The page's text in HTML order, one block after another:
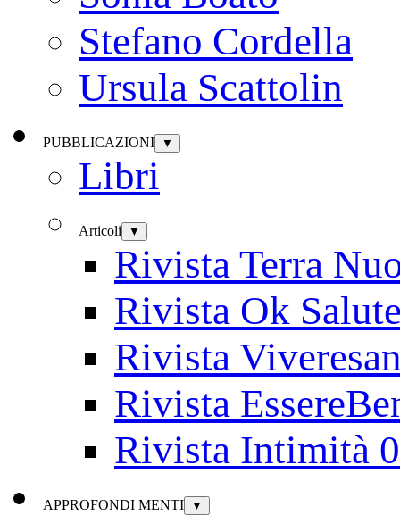
Stefano Cordella
Ursula Scattolin
PUBBLICAZIONI ▼
Libri
Articoli ▼
Rivista Terra
Rivista Ok
Rivista
Rivista
Rivista Intimità
APPROFONDI MENTI ▼